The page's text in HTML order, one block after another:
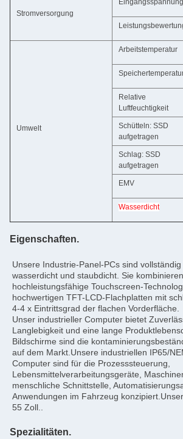
Stromversorgung
Eingangsspannung
Umwelt
Arbeitstemperatur
Relative
Luftfeuchtigkeit
Schütteln: SSD
aufgetragen
Schlag: SSD
aufgetragen
EMV
Wasserdicht
Eigenschaften.
Unsere Industrie-Panel-PCs sind vollständig
wasserdicht und staubdicht. Sie kombinieren
hochleistungsfähige Touchscreen-
hochwertigen TFT-LCD-Flachplatten mit
4-4 x Eintrittsgrad der flachen Vorderfläche.
Unser industrieller Computer bietet
Langlebigkeit und eine lange
Bildschirme sind die
auf dem Markt.Unsere industriellen IP65/
Computer sind für die Prozesssteuerung,
Lebensmittelverarbeitungsgeräte,
menschliche Schnittstelle,
Anwendungen im Fahrzeug
55 Zoll..
Spezialitäten.